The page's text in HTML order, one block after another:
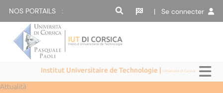
NOS PORTAILS : | Se connecter
Institut Universitaire de Technologie |Università di Corsica
Attualità